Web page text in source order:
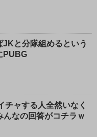
と分隊組めるという
PUBG
チャする人全然いなく
なの回答がコチラｗ